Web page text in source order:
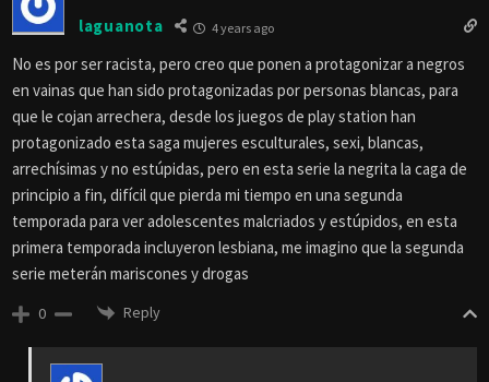
laguanota 4 years ago
No es por ser racista, pero creo que ponen a protagonizar a negros
en vainas que han sido protagonizadas por personas blancas, para
que le cojan arrechera, desde los juegos de play station han
protagonizado esta saga mujeres esculturales, sexi, blancas,
arrechísimas y no estúpidas, pero en esta serie la negrita la caga de
principio a fin, difícil que pierda mi tiempo en una segunda
temporada para ver adolescentes malcriados y estúpidos, en esta
primera temporada incluyeron lesbiana, me imagino que la segunda
serie meterán mariscones y drogas
0 Reply